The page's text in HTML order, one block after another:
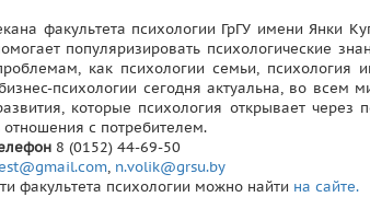
факультета психологии ГрГУ имени Янки
популяризировать психологические
как психологии семьи, психология
психологии сегодня актуальна, во всем
которые психология открывает
с потребителем.
8 (0152) 44-69-50
, n.volik@grsu.by
факультета психологии можно найти на сайте.